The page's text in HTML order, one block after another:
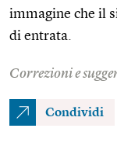
immagine che il
di entrata.
Correzioni e
Condividi